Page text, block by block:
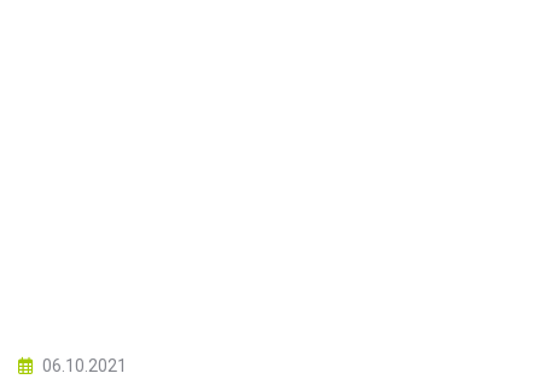
06.10.2021